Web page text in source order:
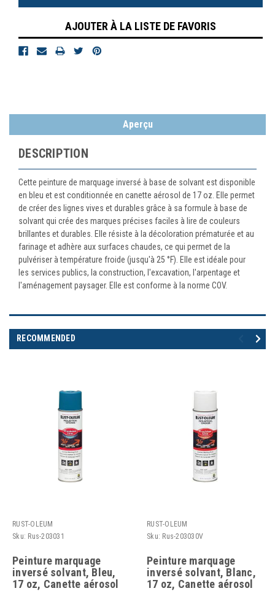
AJOUTER À LA LISTE DE FAVORIS
Aperçu
DESCRIPTION
Cette peinture de marquage inversé à base de solvant est disponible
en bleu et est conditionnée en canette aérosol de 17 oz. Elle permet
de créer des lignes vives et durables grâce à sa formule à base de
solvant qui crée des marques précises faciles à lire de couleurs
brillantes et durables. Elle résiste à la décoloration prématurée et au
farinage et adhère aux surfaces chaudes, ce qui permet de la
pulvériser à température froide (jusqu'à 25 °F). Elle est idéale pour
les services publics, la construction, l'excavation, l'arpentage et
l'aménagement paysager. Elle est conforme à la norme COV.
RECOMMENDED
RUST-OLEUM
Sku: Rus-203031
Peinture marquage
inversé solvant, Bleu,
17 oz, Canette aérosol
RUST-OLEUM
Sku: Rus-203030V
Peinture marquage
inversé solvant, Blanc,
17 oz, Canette aérosol